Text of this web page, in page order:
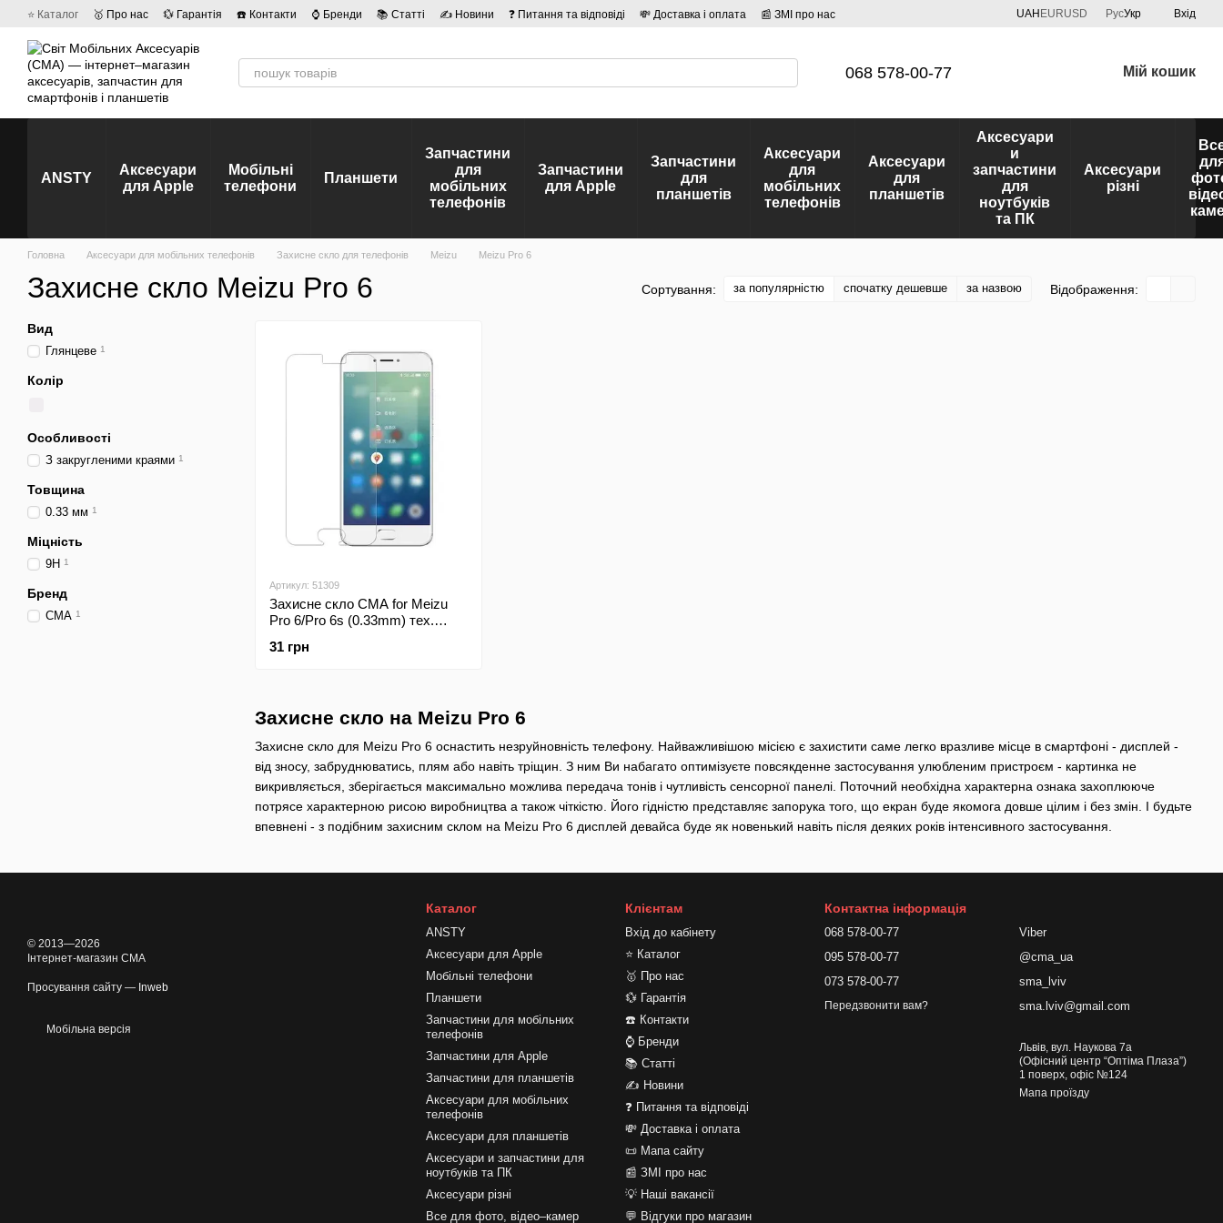
Перейти до основного контенту
⭐ Каталог 🥇 Про нас 💱 Гарантія ☎️ Контакти ⌚ Бренди 📚 Статті ✍ Новини ❓ Питання та відповіді 💸 Доставка і оплата
📰 ЗМІ про нас
UAH EURUSD РусУкр Вхід
068 578-00-77 Мій кошик
ANSTY
Аксесуари
для Apple
Мобільні
телефони
Планшети
Запчастини
для
мобільних
телефонів
Запчастини
для Apple
Запчастини
для
планшетів
Аксесуари
для
мобільних
телефонів
Аксесуари
для
планшетів
Аксесуари
и
запчастини
для
ноутбуків
та ПК
Аксесуари
різні
Головна Аксесуари для мобільних телефонів Захисне скло для телефонів Meizu Meizu Pro 6
Захисне скло Meizu Pro 6 Сортування: за популярністю спочатку дешевше за назвою Відображення:
Захисне скло на Meizu Pro 6
Захисне скло для Meizu Pro 6 оснастить незруйновність телефону. Найважливішою місією є захистити саме легко вразливе місце в смартфоні - дисплей -
від зносу, забруднюватись, плям або навіть тріщин. З ним Ви набагато оптимізуєте повсякденне застосування улюбленим пристроєм - картинка не
викривляється, зберігається максимально можлива передача тонів і чутливість сенсорної панелі. Поточний необхідна характерна ознака захоплююче
потрясе характерною рисою виробництва а також чіткістю. Його гідністю представляє запорука того, що екран буде якомога довше цілим і без змін. І будьте
впевнені - з подібним захисним склом на Meizu Pro 6 дисплей девайса буде як новенький навіть після деяких років інтенсивного застосування.
Артикул: 51309
Захисне скло CMA for Meizu
Pro 6/Pro 6s (0.33mm) тех.
31 грн
Вид
Глянцеве 1
Колір
Особливості
З закругленими краями 1
Товщина
0.33 мм 1
Міцність
9H 1
Бренд
CMA 1
© 2013—2026
Інтернет-магазин CMA
Просування сайту — Inweb
Мобільна версія
Каталог
ANSTY
Аксесуари для Apple
Мобільні телефони
Планшети
Запчастини для мобільних
телефонів
Запчастини для Apple
Запчастини для планшетів
Аксесуари для мобільних
телефонів
Аксесуари для планшетів
Аксесуари и запчастини для
ноутбуків та ПК
Аксесуари різні
Все для фото, відео–камер
Клієнтам
Вхід до кабінету
⭐ Каталог
🥇 Про нас
💱 Гарантія
☎️ Контакти
⌚ Бренди
📚 Статті
✍ Новини
❓ Питання та відповіді
💸 Доставка і оплата
📜 Мапа сайту
📰 ЗМІ про нас
💡 Наші вакансії
💬 Відгуки про магазин
Контактна інформація
068 578-00-77
095 578-00-77
073 578-00-77
Передзвонити вам?
Viber
@cma_ua
sma_lviv
sma.lviv@gmail.com
Львів, вул. Наукова 7а
(Офісний центр “Оптіма Плаза”)
1 поверх, офіс №124
Мапа проїзду